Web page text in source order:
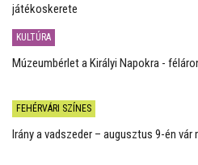
játékoskerete
KULTÚRA
Múzeumbérlet a Királyi Napokra -
FEHÉRVÁRI SZÍNES
Irány a vadszeder – augusztus 9-én